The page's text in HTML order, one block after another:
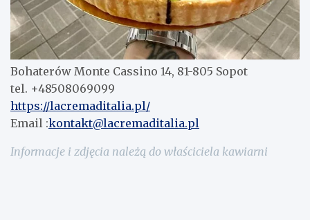
Bohaterów Monte Cassino 14, 81-805 Sopot
tel. +48508069099
https://lacremaditalia.pl/
Email :kontakt@lacremaditalia.pl
Informacje i zdjęcia należą do właściciela kawiarni